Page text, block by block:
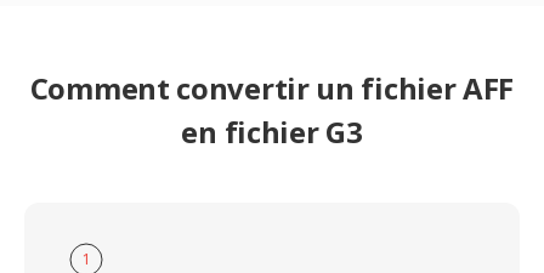
Comment convertir un fichier AFF
en fichier G3
1